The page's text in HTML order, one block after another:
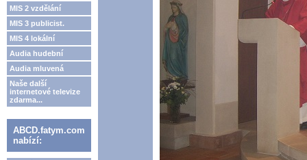
MIS 2 vzdělání
MIS 3 publicist.
MIS 4 lokální
Audia hudební
Audia mluvená
Naše další
internetové televize
zdarma...
ABCD.fatym.com
nabízí: